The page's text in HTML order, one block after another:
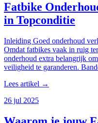
Fatbike
in Topconditie
Inleiding Goed onderhoud
Omdat fatbikes vaak in ruig
onderhoud extra belangrijk
veiligheid te garanderen.
Lees artikel →
26 jul 2025